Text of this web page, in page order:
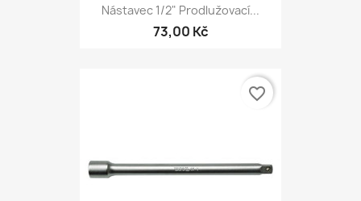
Nástavec 1/2" Prodlužovací...
73,00 Kč
favorite_border